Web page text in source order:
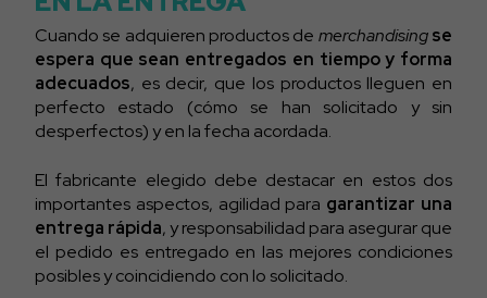
Cuando se adquieren productos de merchandising se
espera que sean entregados en tiempo y forma
adecuados, es decir, que los productos lleguen en
perfecto estado (cómo se han solicitado y sin
desperfectos) y en la fecha acordada.
El fabricante elegido debe destacar en estos dos
importantes aspectos, agilidad para garantizar una
entrega rápida, y responsabilidad para asegurar que
el pedido es entregado en las mejores condiciones
posibles y coincidiendo con lo solicitado.